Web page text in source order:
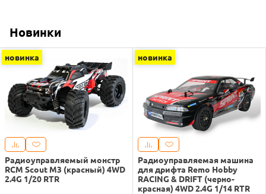
Новинки
новинка
Радиоуправляемый монстр
RCM Scout M3 (красный) 4WD
2.4G 1/20 RTR
новинка
Радиоуправляемая машина
для дрифта Remo Hobby
RACING & DRIFT (черно-
красная) 4WD 2.4G 1/14 RTR